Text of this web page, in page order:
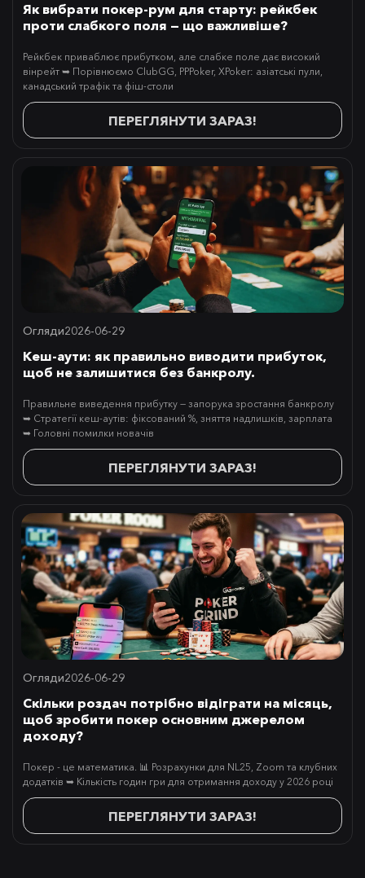
Як вибрати покер-рум для старту: рейкбек
проти слабкого поля — що важливіше?
Рейкбек приваблює прибутком, але слабке поле дає високий
вінрейт ➥ Порівнюємо ClubGG, PPPoker, XPoker: азіатські пули,
канадський трафік та фіш-столи
ПЕРЕГЛЯНУТИ ЗАРАЗ!
Огляди2026-06-29
Кеш-аути: як правильно виводити прибуток,
щоб не залишитися без банкролу.
Правильне виведення прибутку — запорука зростання банкролу
➥ Стратегії кеш-аутів: фіксований %, зняття надлишків, зарплата
➥ Головні помилки новачів
ПЕРЕГЛЯНУТИ ЗАРАЗ!
Огляди2026-06-29
Скільки роздач потрібно відіграти на місяць,
щоб зробити покер основним джерелом
доходу?
Покер - це математика. 📊 Розрахунки для NL25, Zoom та клубних
додатків ➥ Кількість годин гри для отримання доходу у 2026 році
ПЕРЕГЛЯНУТИ ЗАРАЗ!